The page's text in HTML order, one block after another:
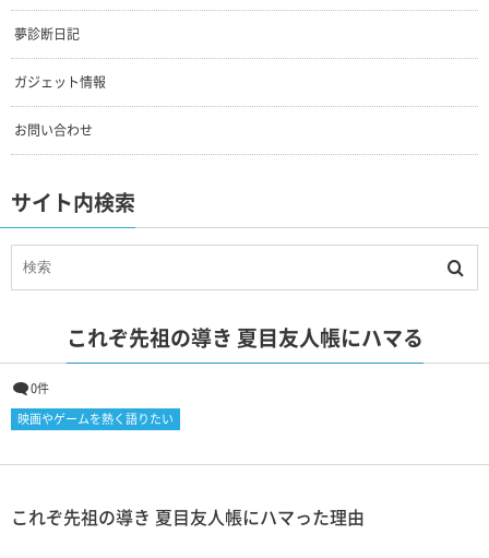
夢診断日記
ガジェット情報
お問い合わせ
サイト内検索
これぞ先祖の導き 夏目友人帳にハマる
0件
映画やゲームを熱く語りたい
これぞ先祖の導き 夏目友人帳にハマった理由